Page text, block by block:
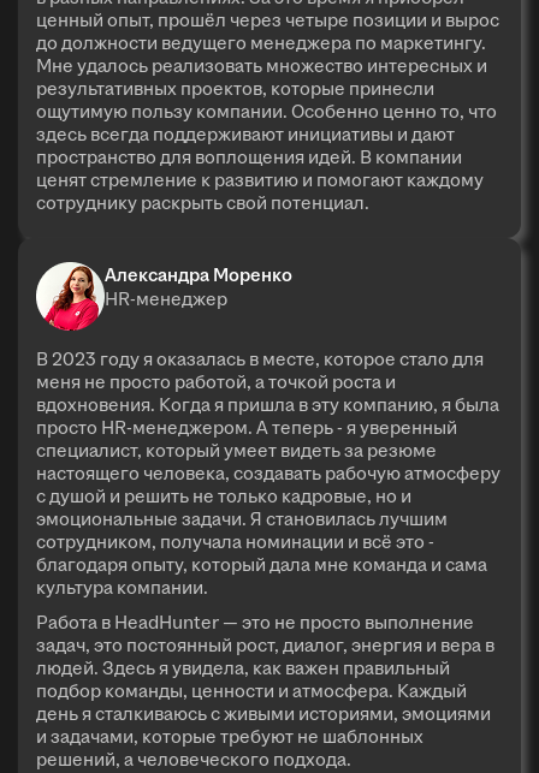
ценный опыт, прошёл через четыре позиции и вырос
до должности ведущего менеджера по маркетингу.
Мне удалось реализовать множество интересных и
результативных проектов, которые принесли
ощутимую пользу компании. Особенно ценно то, что
здесь всегда поддерживают инициативы и дают
пространство для воплощения идей. В компании
ценят стремление к развитию и помогают каждому
сотруднику раскрыть свой потенциал.
Александра Моренко
HR-менеджер
В 2023 году я оказалась в месте, которое стало для
меня не просто работой, а точкой роста и
вдохновения. Когда я пришла в эту компанию, я была
просто HR-менеджером. А теперь - я уверенный
специалист, который умеет видеть за резюме
настоящего человека, создавать рабочую атмосферу
с душой и решить не только кадровые, но и
эмоциональные задачи. Я становилась лучшим
сотрудником, получала номинации и всё это -
благодаря опыту, который дала мне команда и сама
культура компании.
Работа в HeadHunter — это не просто выполнение
задач, это постоянный рост, диалог, энергия и вера в
людей. Здесь я увидела, как важен правильный
подбор команды, ценности и атмосфера. Каждый
день я сталкиваюсь с живыми историями, эмоциями
и задачами, которые требуют не шаблонных
решений, а человеческого подхода.